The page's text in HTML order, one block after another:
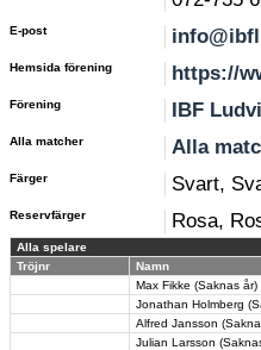
E-post
Hemsida förening https://
Förening IBF
Alla matcher Alla
Färger Svart,
Reservfärger Rosa,
Alla spelare
Tröjnr
Namn
Max Fikke (Saknas år)
Jonathan Holmberg
Alfred Jansson
Julian Larsson